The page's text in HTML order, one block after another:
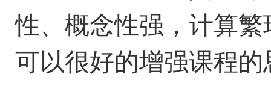
性、概念性强，计算
可以很好的增强课程